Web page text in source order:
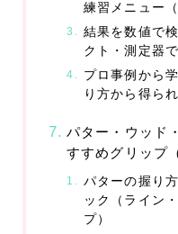
練習メニュー
結果を数値で
クト・測定器
プロ事例から
り方から得ら
パター・ウッド
すすめグリップ
パターの握り
ック（ライン
プ）